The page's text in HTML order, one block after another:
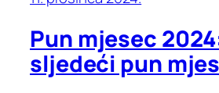
Pun mjesec
sljedeći pun